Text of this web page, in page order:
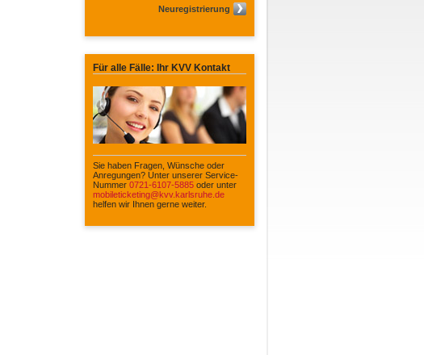
Neuregistrierung
Für alle Fälle: Ihr KVV Kontakt
Sie haben Fragen, Wünsche oder
Anregungen? Unter unserer Service-
Nummer 0721-6107-5885 oder unter
mobileticketing@kvv.karlsruhe.de
helfen wir Ihnen gerne weiter.